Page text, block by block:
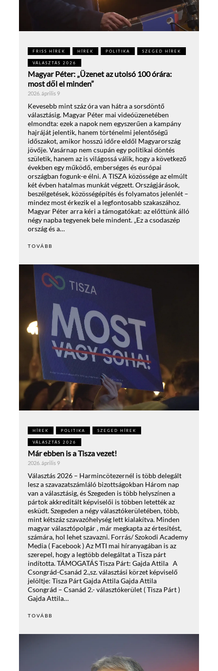
FRISS HÍREK HÍREK POLITIKA SZEGED HÍREK
VÁLASZTÁS 2026
Magyar Péter: „Üzenet az utolsó 100 órára:
most dől el minden”
2026. április 9
Kevesebb mint száz óra van hátra a sorsdöntő
választásig. Magyar Péter mai videóüzenetében
elmondta: ezek a napok nem egyszerűen a kampány
hajráját jelentik, hanem történelmi jelentőségű
időszakot, amikor hosszú időre eldől Magyarország
jövője. Vasárnap nem csupán egy politikai döntés
születik, hanem az is világossá válik, hogy a következő
években egy működő, emberséges és európai
országban fogunk-e élni. A TISZA közössége az elmúlt
két évben hatalmas munkát végzett. Országjárások,
beszélgetések, közösségépítés és folyamatos jelenlét –
mindez most érkezik el a legfontosabb szakaszához.
Magyar Péter arra kéri a támogatókat: az előttünk álló
négy napba tegyenek bele mindent. „Ez a csodaszép
ország és a…
TOVÁBB
HÍREK POLITIKA SZEGED HÍREK
VÁLASZTÁS 2026
Már ebben is a Tisza vezet!
2026. április 9
Választás 2026 – Harmincötezernél is több delegált
lesz a szavazatszámláló bizottságokban Három nap
van a választásig, és Szegeden is több helyszínen a
pártok akkreditált képviselői is többen letették az
esküdt. Szegeden a négy választókerületében, több,
mint kétszáz szavazóhelység lett kialakítva. Minden
magyar választópolgár , már megkapta az értesítést,
számára, hol lehet szavazni. Forrás/ Szokodi Academy
Media ( Facebook ) Az MTI mai híranyagában is az
szerepel, hogy a legtöbb delegáltat a Tisza párt
indította. TÁMOGATÁS Tisza Párt: Gajda Attila A
Csongrád-Csanád 2.,sz. választási körzet képviselő
jelöltje: Tisza Párt Gajda Attila Gajda Attila
Csongrád – Csanád 2.- választókerület ( Tisza Párt )
Gajda Attila…
TOVÁBB